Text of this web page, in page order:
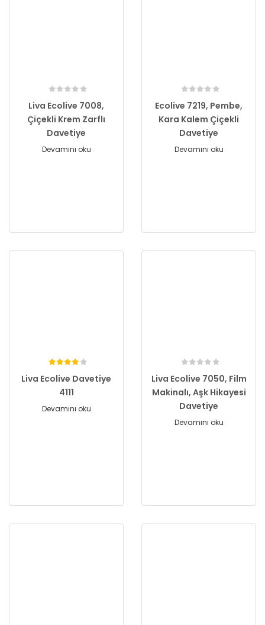
Liva Ecolive 7008,
Çiçekli Krem Zarflı
Davetiye
Devamını oku
Ecolive 7219, Pembe,
Kara Kalem Çiçekli
Davetiye
Devamını oku
Liva Ecolive Davetiye
4111
Devamını oku
Liva Ecolive 7050, Film
Makinalı, Aşk Hikayesi
Davetiye
Devamını oku